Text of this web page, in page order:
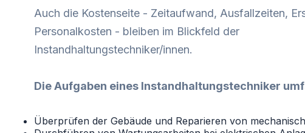
Auch die Kostenseite - Zeitaufwand, Ausfallzeiten,
Personalkosten - bleiben im Blickfeld der
Instandhaltungstechniker/innen.
Die Aufgaben eines Instandhaltungstechniker
Überprüfen der Gebäude und Reparieren von